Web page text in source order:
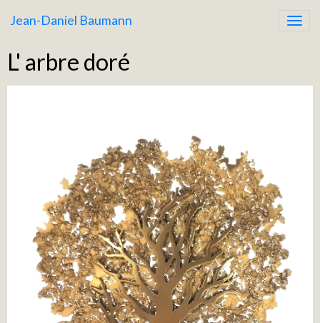
Jean-Daniel Baumann
L' arbre doré